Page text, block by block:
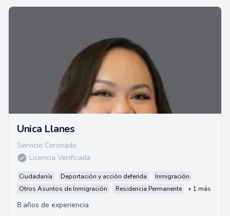
Unica Llanes
Servicio Coronado
Licencia Verificada
Ciudadanía Deportación y acción deferida
Inmigración
Otros Asuntos de Inmigración
Residencia Permanente + 1 más
8 años de experiencia